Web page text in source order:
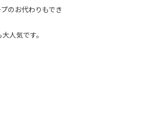
のお代わりもでき
人気です。